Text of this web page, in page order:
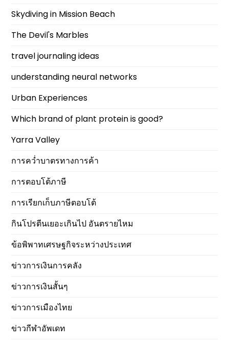
Skydiving in Mission Beach
The Devil's Marbles
travel journaling ideas
understanding neural networks
Urban Experiences
Which brand of plant protein is good?
Yarra Valley
การคว่ำบาตรทางการค้า
การตอบโต้ภาษี
การเรียกเก็บภาษีตอบโต้
กินโปรตีนเยอะเกินไป อันตรายไหม
ข้อพิพาทเศรษฐกิจระหว่างประเทศ
ข่าวการเงินการคลัง
ข่าวการเงินสั้นๆ
ข่าวการเมืองไทย
ข่าวกีฬาอัพเดท